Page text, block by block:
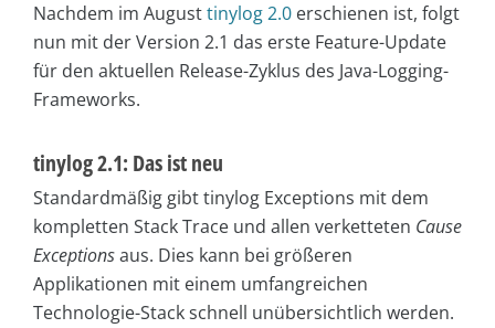
Nachdem im Augusttinylog 2.0 erschienen ist, folgt
nun mit der Version 2.1 das erste Feature-Update
für den aktuellen Release-Zyklus des Java-Logging-
Frameworks.
tinylog 2.1: Das ist neu
Standardmäßig gibt tinylog Exceptions mit dem
kompletten Stack Trace und allen verketteten Cause
Exceptionsaus. Dies kann bei größeren
Applikationen mit einem umfangreichen
Technologie-Stack schnell unübersichtlich werden.